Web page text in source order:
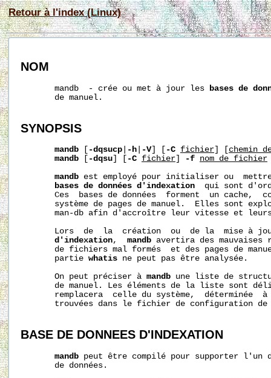
Retour à l'index (Linux)
NOM
       mandb  - crée ou met à jour les
bases de
       de manuel.
SYNOPSIS
mandb -dqsucp -h -V] [ -C fichier
mandb
-dqsu -C fichier -f nom_de_fichier
mandb est employé pour initialiser ou
bases de données d'indexation
qui sont
Ces  bases de données  forment  un cache,
système de pages de manuel.  Elles sont
man-db afin d'accroître leur vitesse et
Lors  de  la  création  ou  de la  mise à
d'indexation, mandb avertira des mauvaises
de fichiers mal formés  et des pages de
       partie
whatis ne peut pas être analysée.
       On peut préciser à
mandb une liste de
de manuel. Les éléments de la liste sont
remplacera  celle du système,  déterminée
trouvées dans le fichier de configuration de
BASE DE DONNEES D'INDEXATION
mandb peut être compilé pour supporter l'un
       de données.